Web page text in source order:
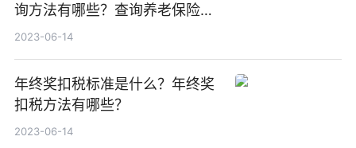
询方法有哪些？查询养老保险个
人账户信息的方式有哪些？
2023-06-14
年终奖扣税标准是什么？年终奖
扣税方法有哪些？
2023-06-14